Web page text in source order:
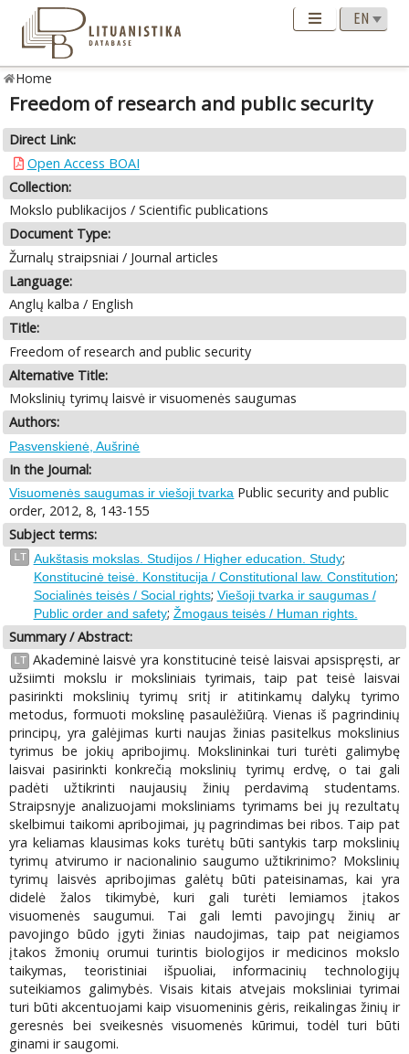
Home
Freedom of research and public security
Direct Link:
Open Access BOAI
Collection:
Mokslo publikacijos / Scientific publications
Document Type:
Žurnalų straipsniai / Journal articles
Language:
Anglų kalba / English
Title:
Freedom of research and public security
Alternative Title:
Mokslinių tyrimų laisvė ir visuomenės saugumas
Authors:
Pasvenskienė, Aušrinė
In the Journal:
Visuomenės saugumas ir viešoji tvarka Public security and public
order, 2012, 8, 143-155
Subject terms:
LT Aukštasis mokslas. Studijos / Higher education. Study;
Konstitucinė teisė. Konstitucija / Constitutional law. Constitution;
Socialinės teisės / Social rights; Viešoji tvarka ir saugumas /
Public order and safety; Žmogaus teisės / Human rights.
Summary / Abstract:
LT Akademinė laisvė yra konstitucinė teisė laisvai apsispręsti, ar
užsiimti mokslu ir moksliniais tyrimais, taip pat teisė laisvai
pasirinkti mokslinių tyrimų sritį ir atitinkamų dalykų tyrimo
metodus, formuoti mokslinę pasaulėžiūrą. Vienas iš pagrindinių
principų, yra galėjimas kurti naujas žinias pasitelkus mokslinius
tyrimus be jokių apribojimų. Mokslininkai turi turėti galimybę
laisvai pasirinkti konkrečią mokslinių tyrimų erdvę, o tai gali
padėti užtikrinti naujausių žinių perdavimą studentams.
Straipsnyje analizuojami moksliniams tyrimams bei jų rezultatų
skelbimui taikomi apribojimai, jų pagrindimas bei ribos. Taip pat
yra keliamas klausimas koks turėtų būti santykis tarp mokslinių
tyrimų atvirumo ir nacionalinio saugumo užtikrinimo? Mokslinių
tyrimų laisvės apribojimas galėtų būti pateisinamas, kai yra
didelė žalos tikimybė, kuri gali turėti lemiamos įtakos
visuomenės saugumui. Tai gali lemti pavojingų žinių ar
pavojingo būdo įgyti žinias naudojimas, taip pat neigiamos
įtakos žmonių orumui turintis biologijos ir medicinos mokslo
taikymas, teoristiniai išpuoliai, informacinių technologijų
suteikiamos galimybės. Visais kitais atvejais moksliniai tyrimai
turi būti akcentuojami kaip visuomeninis gėris, reikalingas žinių ir
geresnės bei sveikesnės visuomenės kūrimui, todėl turi būti
ginami ir saugomi.